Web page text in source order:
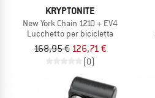
KRYPTONITE
New York Chain 1210 + EV4
Lucchetto per bicicletta
168,95 € 126,71 €
(0)